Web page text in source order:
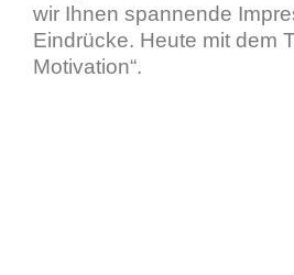
wir Ihnen spannende
Eindrücke. Heute mit dem
Motivation“.